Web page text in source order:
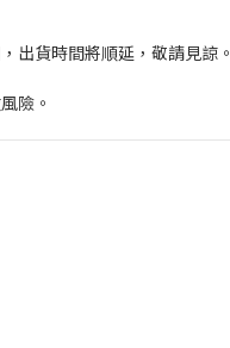
出貨時間將順延，敬請見諒。
險。